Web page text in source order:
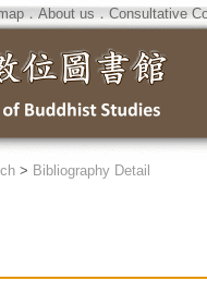
．About us ． Consultative
> Bibliography Detail